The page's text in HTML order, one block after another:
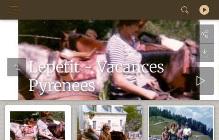
Lepetit - Vacances
Pyrenees